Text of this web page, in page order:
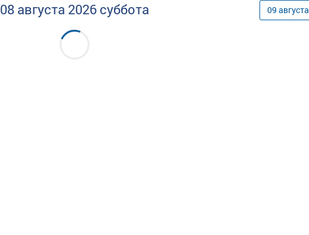
08 августа 2026 суббота 09 августа